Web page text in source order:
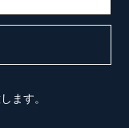
ます。